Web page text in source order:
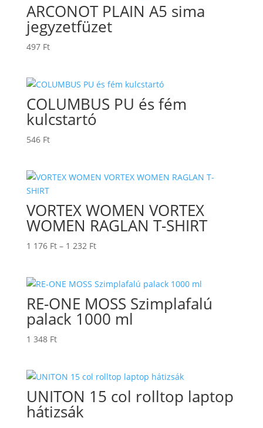
ARCONOT PLAIN A5 sima
jegyzetfüzet
497 Ft
COLUMBUS PU és fém
kulcstartó
546 Ft
VORTEX WOMEN VORTEX
WOMEN RAGLAN T-SHIRT
1 176 Ft – 1 232 FtÁrtartomány:
-
1
232 Ft
RE-ONE MOSS Szimplafalú
palack 1000 ml
1 348 Ft
UNITON 15 col rolltop laptop
hátizsák